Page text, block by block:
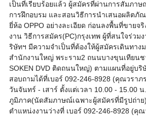
เป็นที่เรียบร้อยแล้ว ผู้สมัครที่ผ่านการสัมภา
การฝึกอบรม และสอนวิธีการนำเสนอผลิตภั
ยี่ห้อ OPPO อย่างละเอียด ก่อนลงพื้นที่ขายจ
งาน วิธีการสมัคร(PC)กรุงเทพ ผู้ที่สนใจร่วม
ริษัทฯ มีความจำเป็นที่ต้องให้ผู้สมัครเดินทา
สำนักงานใหญ่ พระราม2 ถนนบางขุนเทียนช
SOKEN DVD ติดถนนใหญ่) ตามแผนที่อยู่บริ
สอบถามได้ที่เบอร์ 092-246-8928 (คุณวรา
วันจันทร์ - เสาร์ ตั้งแต่เวลา 10.00 - 15.00
ภูมิภาค(นัดสัมภาษณ์เฉพาะผู้สมัครที่มีรูปถ่าย
ตำแหน่งงานว่างที่ เบอร์ 092-246-8928 (คุ